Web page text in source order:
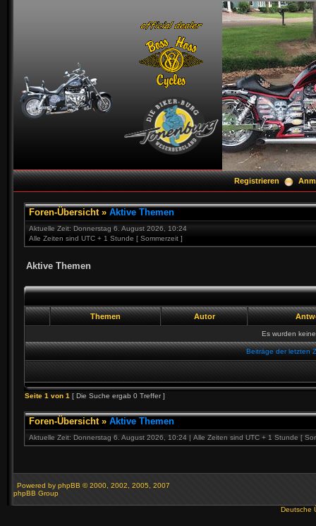
Registrieren
Foren-Übersicht» Aktive Themen
Aktuelle Zeit: Donnerstag 6. August 2026, 10:24
Alle Zeiten sind UTC + 1 Stunde [ Sommerzeit ]
Aktive Themen
Themen Autor
Es wurden
Beiträge der letzten
Seite 1 von 1 [ Die Suche ergab 0 Treffer ]
Foren-Übersicht» Aktive Themen
Aktuelle Zeit: Donnerstag 6. August 2026, 10:24 | Alle Zeiten sind UTC + 1 Stunde [
Powered by phpBB © 2000, 2002, 2005, 2007
phpBB Group
Deutsche